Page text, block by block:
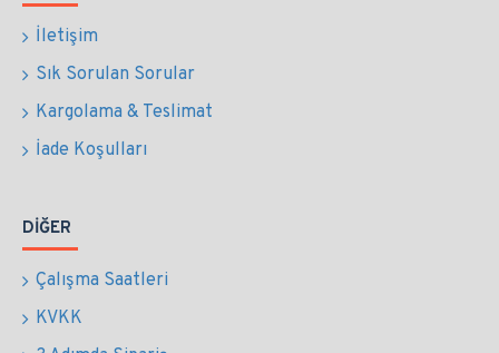
İletişim
Sık Sorulan Sorular
Kargolama & Teslimat
İade Koşulları
DIĞER
Çalışma Saatleri
KVKK